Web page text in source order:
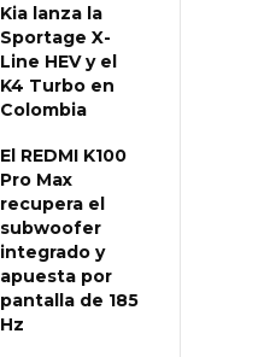
Kia lanza la
Sportage X-
Line HEV y el
K4 Turbo en
Colombia
El REDMI K100
Pro Max
recupera el
subwoofer
integrado y
apuesta por
pantalla de 185
Hz